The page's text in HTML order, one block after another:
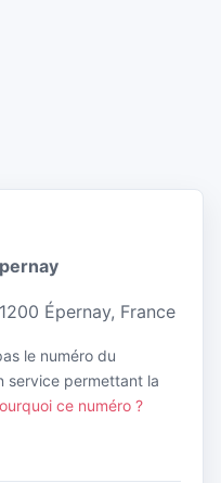
Épernay, France
le numéro du
service permettant la
ce numéro ?